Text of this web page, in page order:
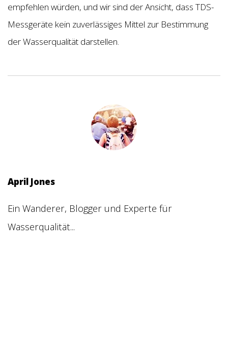
empfehlen würden, und wir sind der Ansicht, dass TDS-
Messgeräte kein zuverlässiges Mittel zur Bestimmung
der Wasserqualität darstellen.
April Jones
Ein Wanderer, Blogger und Experte für
Wasserqualität...